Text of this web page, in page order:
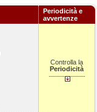
Periodicità e
avvertenze
Controlla la
Periodicità